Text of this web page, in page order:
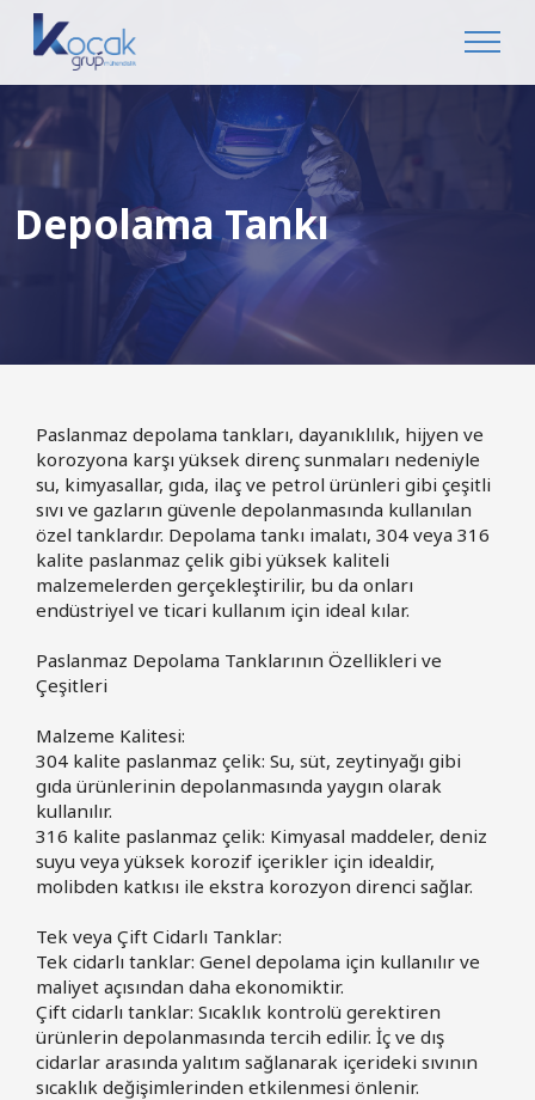
Depolama Tankı
Paslanmaz depolama tankları, dayanıklılık, hijyen ve
korozyona karşı yüksek direnç sunmaları nedeniyle
su, kimyasallar, gıda, ilaç ve petrol ürünleri gibi çeşitli
sıvı ve gazların güvenle depolanmasında kullanılan
özel tanklardır. Depolama tankı imalatı, 304 veya 316
kalite paslanmaz çelik gibi yüksek kaliteli
malzemelerden gerçekleştirilir, bu da onları
endüstriyel ve ticari kullanım için ideal kılar.
Paslanmaz Depolama Tanklarının Özellikleri ve
Çeşitleri
Malzeme Kalitesi:
304 kalite paslanmaz çelik: Su, süt, zeytinyağı gibi
gıda ürünlerinin depolanmasında yaygın olarak
kullanılır.
316 kalite paslanmaz çelik: Kimyasal maddeler, deniz
suyu veya yüksek korozif içerikler için idealdir,
molibden katkısı ile ekstra korozyon direnci sağlar.
Tek veya Çift Cidarlı Tanklar:
Tek cidarlı tanklar: Genel depolama için kullanılır ve
maliyet açısından daha ekonomiktir.
Çift cidarlı tanklar: Sıcaklık kontrolü gerektiren
ürünlerin depolanmasında tercih edilir. İç ve dış
cidarlar arasında yalıtım sağlanarak içerideki sıvının
sıcaklık değişimlerinden etkilenmesi önlenir.